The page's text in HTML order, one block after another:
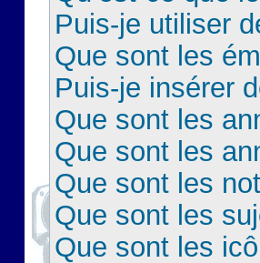
Puis-je utiliser
Que sont les
Puis-je insérer
Que sont les
Que sont les
Que sont les
Que sont les
Que sont les